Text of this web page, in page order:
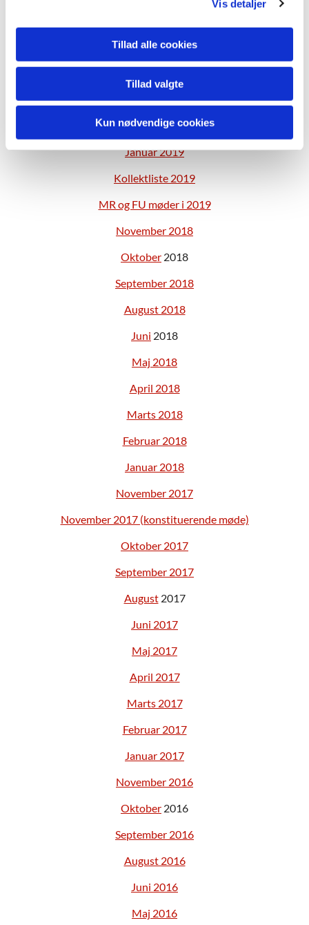
Vis detaljer
Tillad alle cookies
Tillad valgte
Kun nødvendige cookies
Maj 2019
Marts 2019
Februar 2019
Januar 2019
Kollektliste 2019
MR og FU møder i 2019
November 2018
Oktober 2018
September 2018
August 2018
Juni 2018
Maj 2018
April 2018
Marts 2018
Februar 2018
Januar 2018
November 2017
November 2017 (konstituerende møde)
Oktober 2017
September 2017
August2017
Juni 2017
Maj 2017
April 2017
Marts 2017
Februar 2017
Januar 2017
November 2016
Oktober 2016
September 2016
August 2016
Juni 2016
Maj 2016